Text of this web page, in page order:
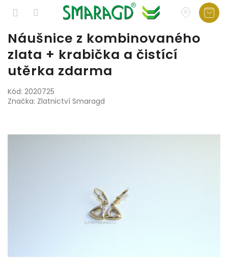
Přejít
obsah
Náušnice z kombinovaného
zlata + krabička a čistící
utěrka zdarma
Kód: 2020725
Značka: Zlatnictví Smaragd